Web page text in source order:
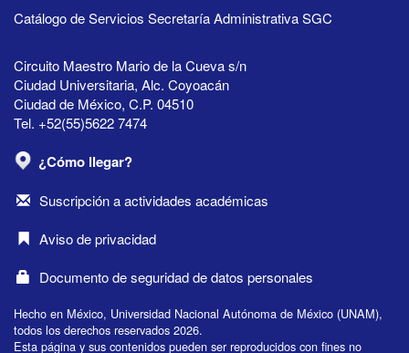
Catálogo de Servicios Secretaría Administrativa SGC
Circuito Maestro Mario de la Cueva s/n
Ciudad Universitaria, Alc. Coyoacán
Ciudad de México, C.P. 04510
Tel. +52(55)5622 7474
¿Cómo llegar?
Suscripción a actividades académicas
Aviso de privacidad
Documento de seguridad de datos personales
Hecho en México, Universidad Nacional Autónoma de México (UNAM),
todos los derechos reservados 2026.
Esta página y sus contenidos pueden ser reproducidos con fines no